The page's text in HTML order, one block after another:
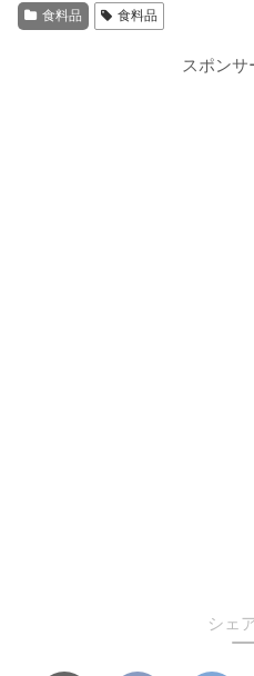
食料品 食料品
スポンサ
シェ